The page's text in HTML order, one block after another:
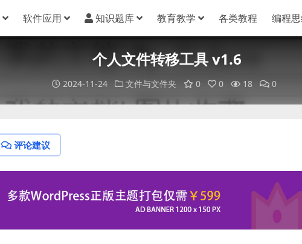
软件应用 知识题库 教育教学 各类教程 编程
个人文件转移工具 v1.6
2024-11-24 文件与文件夹 0 0 18 0
评论建议